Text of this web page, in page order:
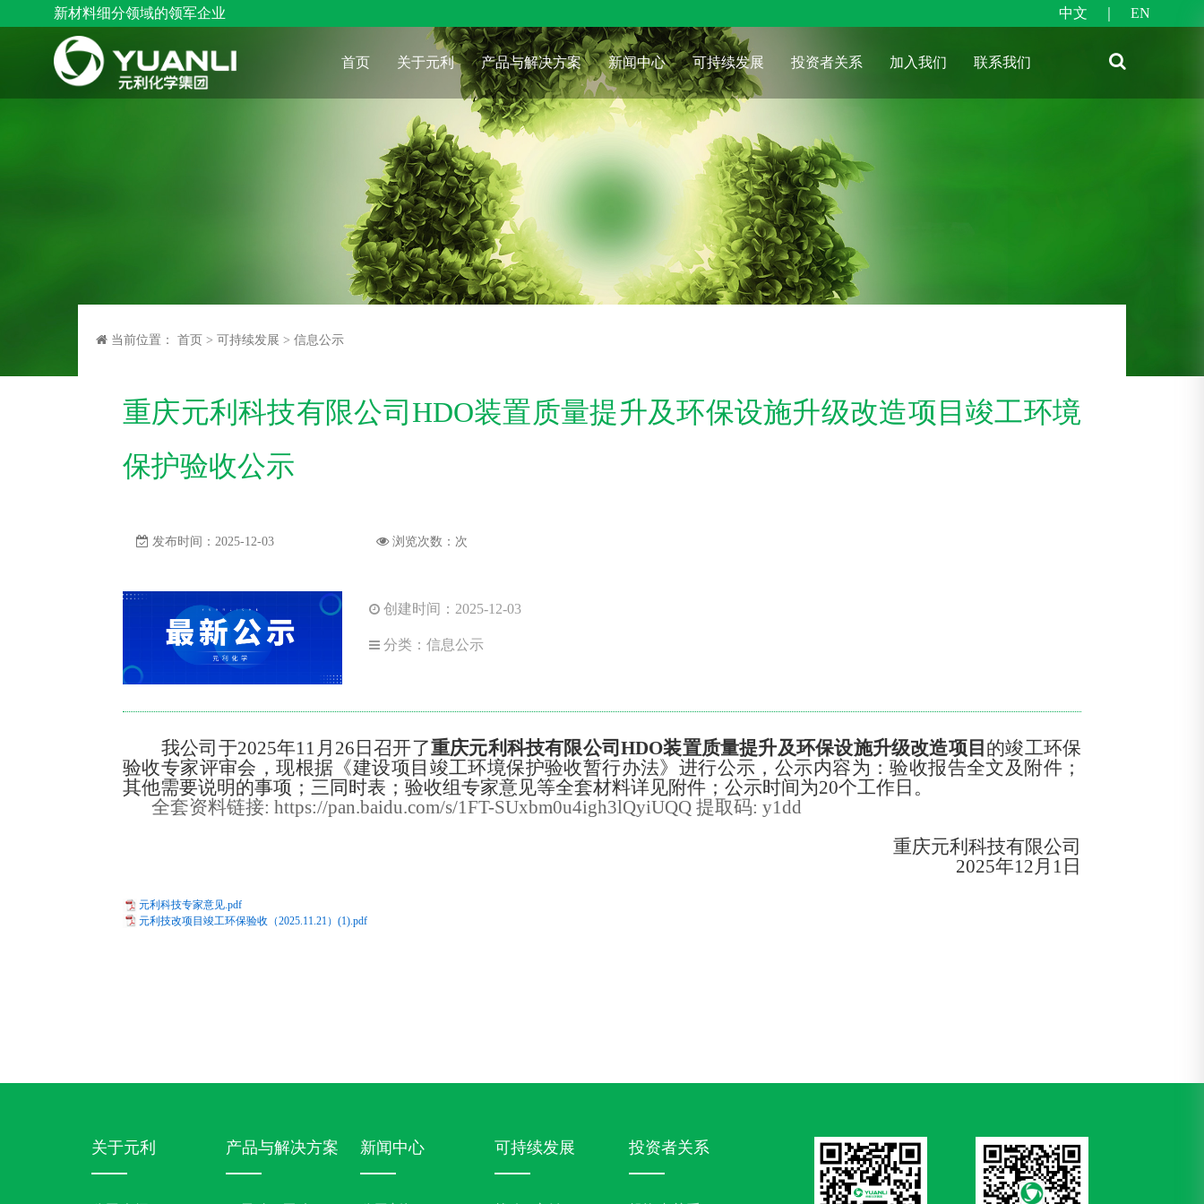
新材料细分领域的领军企业 中文 EN
首页 关于元利 产品与解决方案 新闻中心 可持续发展 投资者关系 加入我们 联系我们
当前位置： 首页 > 可持续发展 > 信息公示
重庆元利科技有限公司HDO装置质量提升及环保设施升级改造项目竣工环境
保护验收公示
发布时间：2025-12-03 浏览次数： 次
创建时间：2025-12-03
分类：信息公示
我公司于2025年11 月 26 日召开了重庆元利科技有限公司HDO装置质量提升及环保设施升级改造项目 的竣工环保
验收专家评审会，现根据《建设项目竣工环境保护验收暂行办法》进行公示，公示内容为：验收报告全文及附件；
其他需要说明的事项；三同时表；验收组专家意见等全套材料详见附件；公示时间为20个工作日。
全套资料链接: https://pan.baidu.com/s/1FT-SUxbm0u4igh3lQyiUQQ 提取码: y1dd
重庆元利科技有限公司
2025年12月 1 日
元利科技专家意见.pdf
元利技改项目竣工环保验收（2025.11.21）(1).pdf
关于元利 产品与解决方案 新闻中心 可持续发展 投资者关系